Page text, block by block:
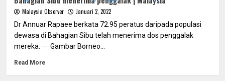
Malaysia Observer
Januari 2, 2022
Dr Annuar Rapaee berkata 72.95 peratus daripada populasi
dewasa di Bahagian Sibu telah menerima dos penggalak
mereka. ― Gambar Borneo...
Read More